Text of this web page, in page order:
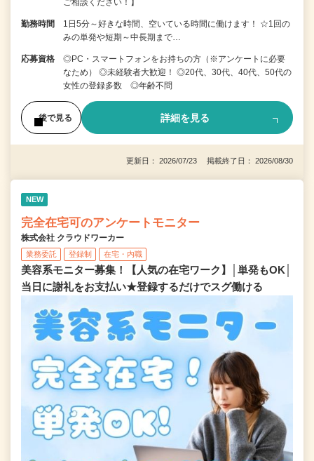
ご相談ください！】
勤務時間
1日5分～好きな時間、空いている時間に働けます！ ☆1回の
みの単発や短期～中長期まで…
応募資格
◎PC・スマートフォンをお持ちの方（※アンケートに必要
なため） ◎未経験者大歓迎！ ◎20代、30代、40代、50代の
女性の登録多数 ◎年齢不問
後で見る 詳細を見る
更新日： 2026/07/23 掲載終了日： 2026/08/30
NEW
完全在宅可のアンケートモニター
株式会社 クラウドワーカー
業務委託 登録制 在宅・内職
美容系モニター募集！【人気の在宅ワーク】│単発もOK│
当日に謝礼をお支払い★登録するだけでスグ働ける